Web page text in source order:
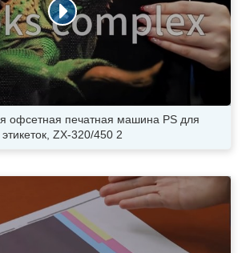
офсетная печатная машина PS для
этикеток, ZX-320/450 2